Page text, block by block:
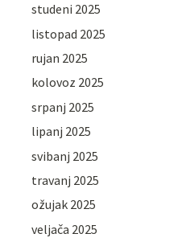
studeni 2025
listopad 2025
rujan 2025
kolovoz 2025
srpanj 2025
lipanj 2025
svibanj 2025
travanj 2025
ožujak 2025
veljača 2025